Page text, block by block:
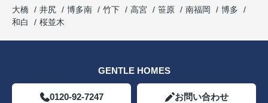
大橋
井尻 博多南 竹下 高宮 笹原 南福岡
博多
和白
桜並木
GENTLE HOMES
0120-92-7247 お問い合わせ